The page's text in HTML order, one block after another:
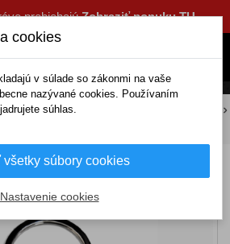
prebiehajúZobraziť ponuku TU
dekorácie
Suzuki okrúhla biela
cookies
v súlade so zákonmi na vaše
nazývané cookies. Používaním
súhlas.
všetky súbory cookies
Nastavenie cookies